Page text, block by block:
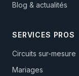
Blog & actualités
SERVICES PROS
Circuits sur-mesure
Mariages